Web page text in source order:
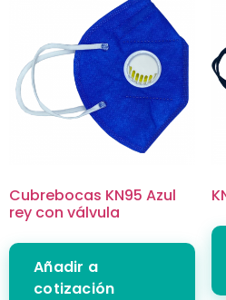
Cubrebocas KN95 Azul
rey con válvula
Añadir a
cotización